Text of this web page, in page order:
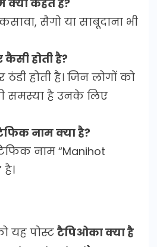
क्या कहते हैं?
सैगो या साबूदाना भी
होती है?
होती है। जिन लोगों को
समस्या है उनके लिए
नाम क्या है?
नाम “Manihot
यह पोस्ट टैपिओका क्या है